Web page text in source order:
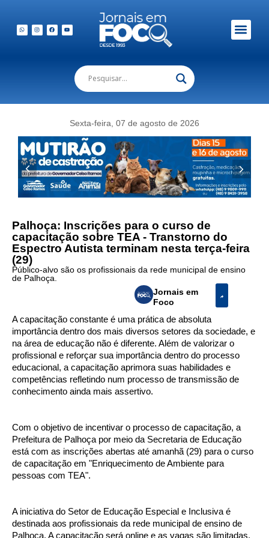
Sexta-feira, 07 de agosto de 2026
Palhoça: Inscrições para o curso de
capacitação sobre TEA - Transtorno do
Espectro Autista terminam nesta terça-feira
(29)
Público-alvo são os profissionais da rede municipal de ensino
de Palhoça.
Jornais em
Foco
A capacitação constante é uma prática de absoluta
importância dentro dos mais diversos setores da sociedade, e
na área de educação não é diferente. Além de valorizar o
profissional e reforçar sua importância dentro do processo
educacional, a capacitação aprimora suas habilidades e
competências refletindo num processo de transmissão de
conhecimento ainda mais assertivo.
Com o objetivo de incentivar o processo de capacitação, a
Prefeitura de Palhoça por meio da Secretaria de Educação
está com as inscrições abertas até amanhã (29) para o curso
de capacitação em "Enriquecimento de Ambiente para
pessoas com TEA".
A iniciativa do Setor de Educação Especial e Inclusiva é
destinada aos profissionais da rede municipal de ensino de
Palhoça. A capacitação será online e as vagas são limitadas.